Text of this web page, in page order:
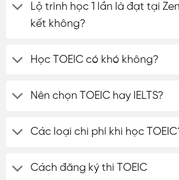
Lộ trình học 1 lần là đạt tại
kết không?
Học TOEIC có khó không?
Nên chọn TOEIC hay IELTS?
Các loại chi phí khi học
Cách đăng ký thi TOEIC